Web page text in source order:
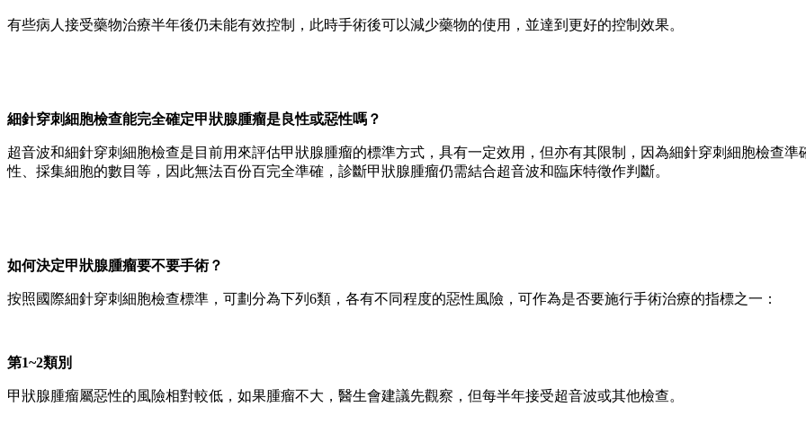
有些病人接受藥物治療半年後仍未能有效控制，此時手術後可以減少藥物的使用，並達到更好的控制效果。
細針穿刺細胞檢查能完全確定甲狀腺腫瘤是良性或惡性嗎？
超音波和細針穿刺細胞檢查是目前用來評估甲狀腺腫瘤的標準方式，具有一定效用，但亦有其限制，因為細針穿刺細胞檢查
性、採集細胞的數目等，因此無法百份百完全準確，診斷甲狀腺腫瘤仍需結合超音波和臨床特徵作判斷。
如何決定甲狀腺腫瘤要不要手術？
按照國際細針穿刺細胞檢查標準，可劃分為下列6類，各有不同程度的惡性風險，可作為是否要施行手術治療的指標之一：
第1~2類別
甲狀腺腫瘤屬惡性的風險相對較低，如果腫瘤不大，醫生會建議先觀察，但每半年接受超音波或其他檢查。